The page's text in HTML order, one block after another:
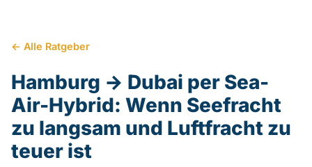
Sendungen
International
Ratgeber
← Alle Ratgeber
Hamburg → Dubai per Sea-
Air-Hybrid: Wenn Seefracht
zu langsam und Luftfracht zu
teuer ist